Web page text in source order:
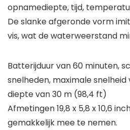
opnamediepte, tijd,
De slanke afgeronde vorm
vis, wat de waterweerstand
Batterijduur van 60 minuten,
snelheden, maximale snelheid
diepte van 30 m (98,4 ft)
Afmetingen 19,8 x 5,8 x 10,6
gemakkelijk mee te nemen.